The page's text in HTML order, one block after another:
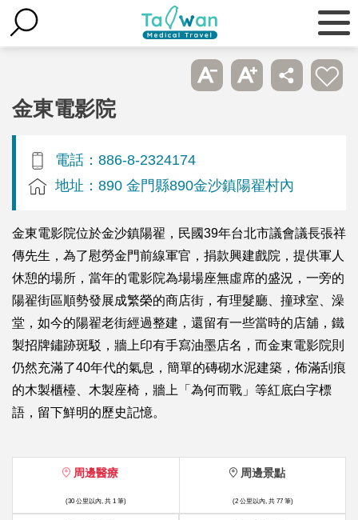
金東電影院
電話：886-8-2324174
地址：890 金門縣890金沙鎮陽翟村內
金東電影院位於金沙鎮陽翟，民國39年台北市議會議長張祥
傳先生，為了慰勞金門前線軍官，捐款興建戲院，提供軍人
休憩的場所，當年的電影院為場場座無虛席的盛況，一旁的
陽翟街區順勢發展成繁榮的商店街，有理髮廳、撞球室、澡
堂，如今的陽翟老街經過整建，還留有一些當時的店舖，鐵
製招牌鏽跡斑駁，牆上印有手寫油墨店名，而金東電影院則
仍然充滿了40年代的氣息，簡單的磚砌水泥建築，佈滿刮痕
的木製櫃檯、木製座椅，牆上「為何而戰」等紅底白字標
語，留下鮮明的歷史記憶。
周邊醫療
(30 公里以內, 共 1 筆)
周邊景點
(2 公里以內, 共 77 筆)